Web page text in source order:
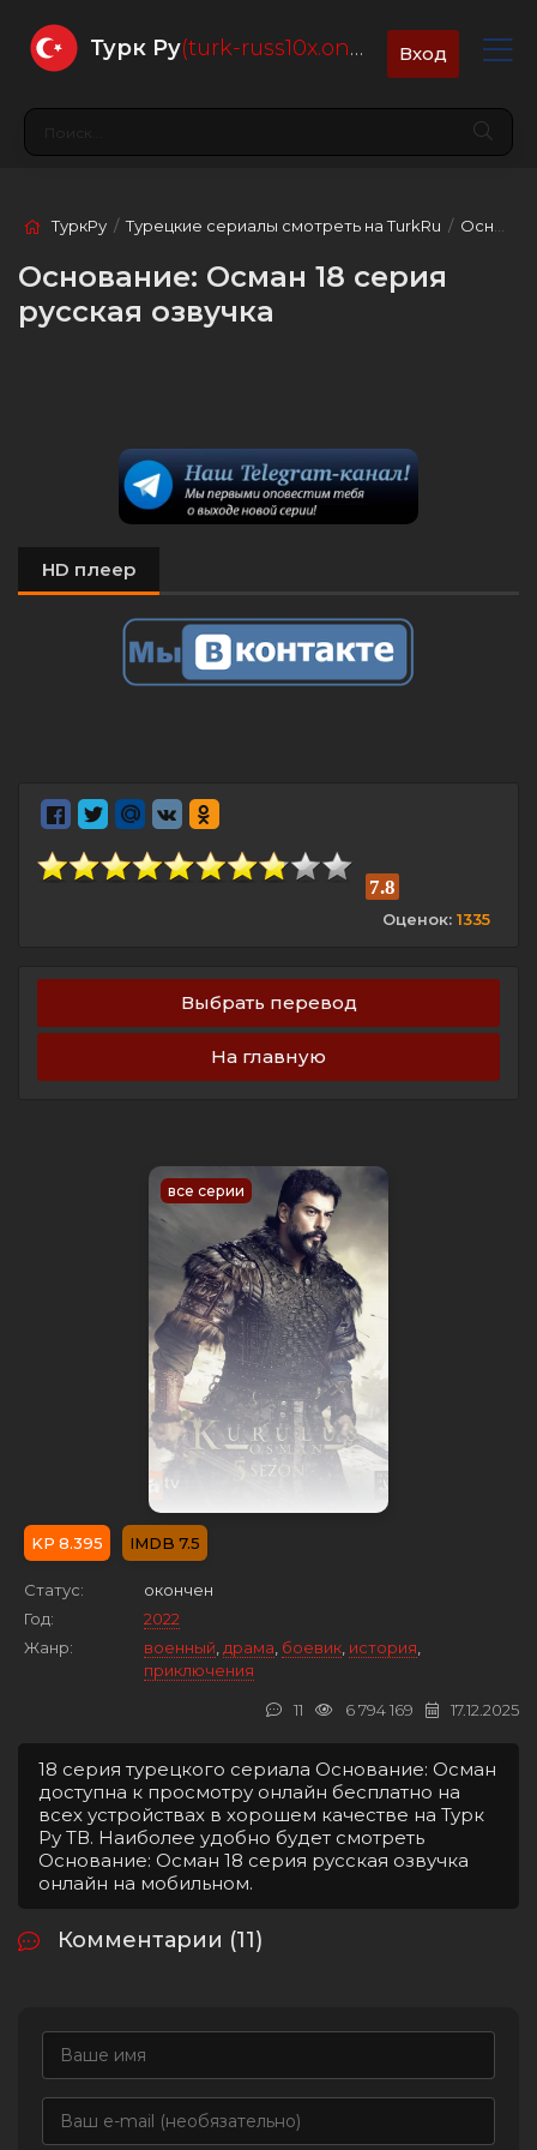
Турк Ру(turk-russ10x.online) Вход
ТуркРу /Турецкие сериалы смотреть на TurkRu / Основание: Осман
Основание: Осман 18 серия
русская озвучка
HD плеер
7.8
Оценок: 1335
Выбрать перевод
На главную
все серии
8.395 7.5
Статус:
окончен
Год:
2022
Жанр:
военный драма боевик история
приключения
17.12.2025
6 794 169
11
18 серия турецкого сериала Основание: Осман
доступна к просмотру онлайн бесплатно на
всех устройствах в хорошем качестве на Турк
Ру ТВ. Наиболее удобно будет смотреть
Основание: Осман 18 серия русская озвучка
онлайн на мобильном.
Комментарии (11)